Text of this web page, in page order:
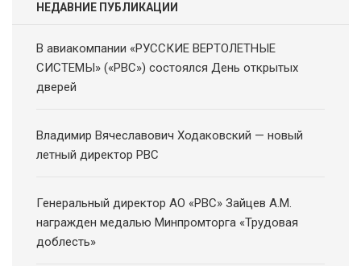
НЕДАВНИЕ ПУБЛИКАЦИИ
В авиакомпании «РУССКИЕ ВЕРТОЛЕТНЫЕ
СИСТЕМЫ» («РВС») состоялся День открытых
дверей
Владимир Вячеславович Ходаковский — новый
летный директор РВС
Генеральный директор АО «РВС» Зайцев А.М.
награжден медалью Минпромторга «Трудовая
доблесть»